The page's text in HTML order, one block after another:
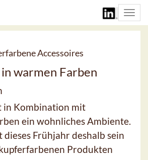
Accessoires
warmen Farben
in Kombination mit
ein wohnliches Ambiente.
dieses Frühjahr deshalb sein
Produkten